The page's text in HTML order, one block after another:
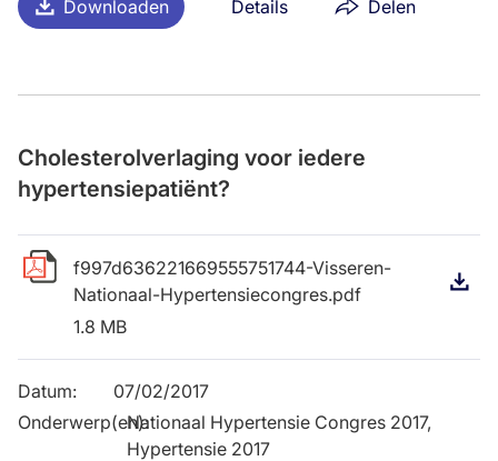
Downloaden Details Delen
Cholesterolverlaging voor iedere
hypertensiepatiënt?
f997d636221669555751744-Visseren-
Nationaal-Hypertensiecongres.pdf
1.8 MB
Datum:
07/02/2017
Onderwerp(en):
Nationaal Hypertensie Congres 2017,
Hypertensie 2017